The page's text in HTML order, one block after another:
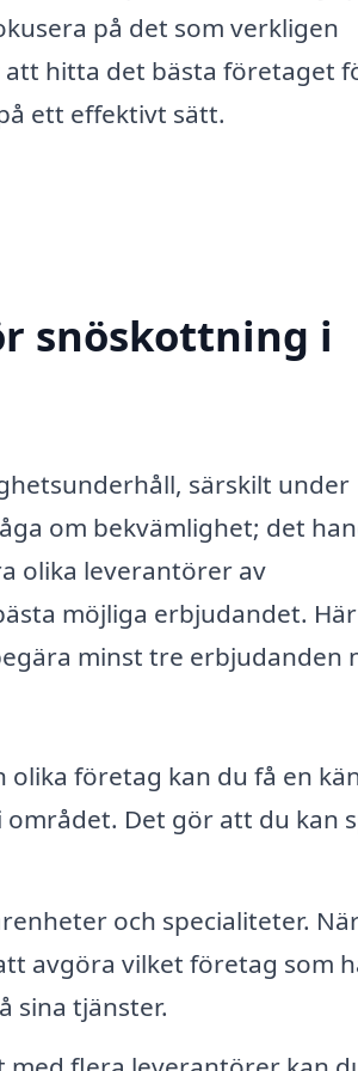
på det som verkligen
hitta det bästa företaget
ett effektivt sätt.
snöskottning i
särskilt under
om bekvämlighet; det
olika leverantörer av
möjliga erbjudandet.
minst tre erbjudanden
företag kan du få en
Det gör att du kan
och specialiteter.
avgöra vilket företag som
sina tjänster.